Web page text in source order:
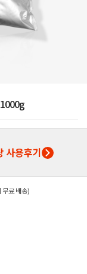
사용후기
료 배송)